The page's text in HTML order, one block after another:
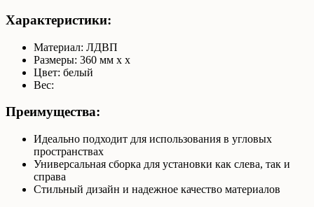
Характеристики:
Материал: ЛДВП
Размеры: 360 мм х х
Цвет: белый
Вес:
Преимущества:
Идеально подходит для использования в угловых
пространствах
Универсальная сборка для установки как слева, так и
справа
Стильный дизайн и надежное качество материалов